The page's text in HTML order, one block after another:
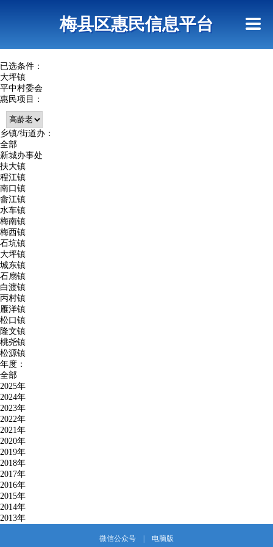
查询指引梅县区惠民信息平台
已选条件：
大坪镇
平中村委会
惠民项目：
乡镇/街道办：
全部
新城办事处
扶大镇
程江镇
南口镇
畲江镇
水车镇
梅南镇
梅西镇
石坑镇
大坪镇
城东镇
石扇镇
白渡镇
丙村镇
雁洋镇
松口镇
隆文镇
桃尧镇
松源镇
年度：
全部
2025年
2024年
2023年
2022年
2021年
2020年
2019年
2018年
2017年
2016年
2015年
2014年
2013年
微信公众号 电脑版